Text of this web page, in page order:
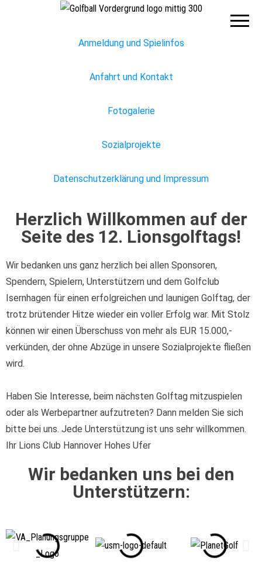
Anmeldung und Spielinfos
Anfahrt und Kontakt
Fotogalerie
Sozialprojekte
Datenschutzerklärung und Impressum
Herzlich Willkommen auf der
Seite des 12. Lionsgolftags!
Wir bedanken uns ganz herzlich bei allen Sponsoren,
Spendern, Spielern, Unterstützern und dem Golfclub
Isernhagen für einen erfolgreichen und launigen Golftag, der
trotz brütender Hitze wieder ein voller Erfolg war. Mit Stolz
können wir einen Überschuss von mehr als EUR 15.000,-
verkünden, der ohne Abzüge in unsere Sozialprojekte fließen
wird.
Haben Sie Interesse, beim nächsten Golftag mitzuspielen
oder als Werbepartner aufzutreten? Dann melden Sie sich
bitte bei uns. Jede Unterstützung ist uns sehr willkommen.
Ihr Lions Club Hannover Hohes Ufer
Wir bedanken uns bei den
Unterstützern: